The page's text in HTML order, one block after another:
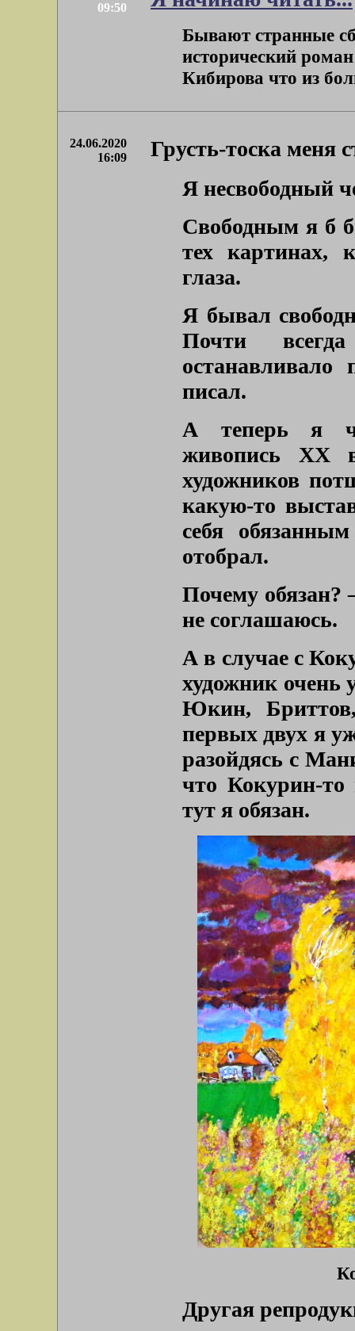
09:50
Бывают странные
исторический
Кибирова что из
24.06.2020
16:09
Грусть-тоска меня
Я несвободный
Свободным я б
тех картинах,
глаза.
Я бывал
Почти
писал.
А теперь я
живопись ХХ
художников
какую-то
себя
отобрал.
Почему
не соглашаюсь.
А в случае с
художник очень
Юкин,
первых двух я
разойдясь с
что Кокурин-
тут я обязан.
Другая